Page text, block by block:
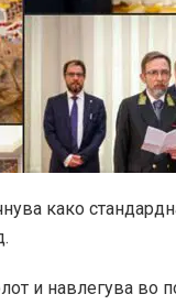
како
и навлегува во